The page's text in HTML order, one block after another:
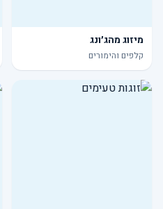
מיזוג מהג׳ונג
קלפים והימורים